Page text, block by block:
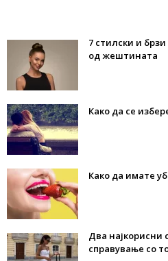
7 стилски и
од жештината
Како да се
Како да имате
Два најкорисни
справување со